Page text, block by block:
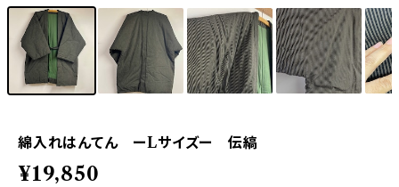
綿入れはんてん ーLサイズー 伝縞
¥19,850